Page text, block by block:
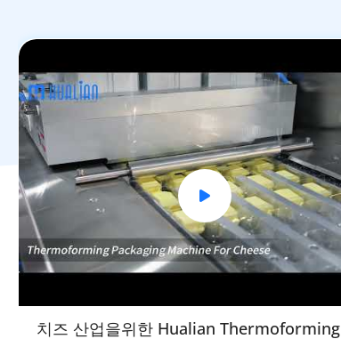
치즈 산업을위한 Hualian Thermoforming